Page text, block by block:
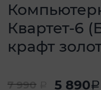
Квартет-6
крафт
7 990 5 890a